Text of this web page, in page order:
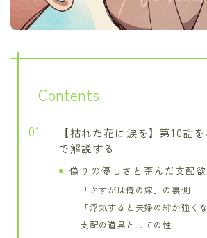
Contents
【枯れた花に涙を】第10話
で解説する
偽りの優しさと歪んだ支配欲
「さすがは俺の嫁」の裏側
「浮気すると夫婦の絆が強く
支配の道具としての性